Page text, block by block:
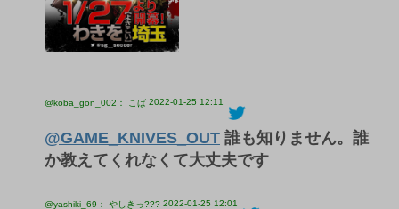
@koba_gon_002： こば 2022-01-25 12:11
@GAME_KNIVES_OUT 誰も知りません。誰
か教えてくれなくて大丈夫です
@yashiki_69： やしきっ??? 2022-01-25 12:01